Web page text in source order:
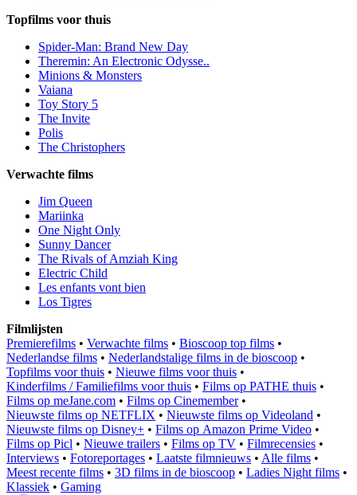
Topfilms voor thuis
Spider-Man: Brand New Day
Theremin: An Electronic Odysse..
Minions & Monsters
Vaiana
Toy Story 5
The Invite
Polis
The Christophers
Verwachte films
Jim Queen
Mariinka
One Night Only
Sunny Dancer
The Rivals of Amziah King
Electric Child
Les enfants vont bien
Los Tigres
Filmlijsten
Premierefilms • Verwachte films • Bioscoop top films •
Nederlandse films • Nederlandstalige films in de bioscoop •
Topfilms voor thuis • Nieuwe films voor thuis •
Kinderfilms / Familiefilms voor thuis • Films op PATHE thuis •
Films op meJane.com • Films op Cinemember•
Nieuwste films op NETFLIX • Nieuwste films op Videoland •
Nieuwste films op Disney+ • Films op Amazon Prime Video •
Films op Picl • Nieuwe trailers • Films op TV • Filmrecensies •
Interviews • Fotoreportages • Laatste filmnieuws • Alle films •
Meest recente films • 3D films in de bioscoop • Ladies Night films •
Klassiek • Gaming